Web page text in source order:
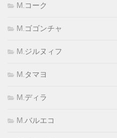
M.コーク
M.ゴゴンチャ
M.ジルヌィフ
M.タマヨ
M.ディラ
M.バルエコ